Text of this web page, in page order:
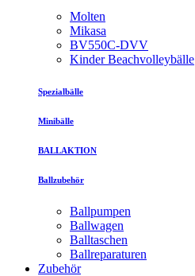
Molten
Mikasa
BV550C-DVV
Kinder Beachvolleybälle
Spezialbälle
Minibälle
BALLAKTION
Ballzubehör
Ballpumpen
Ballwagen
Balltaschen
Ballreparaturen
Zubehör